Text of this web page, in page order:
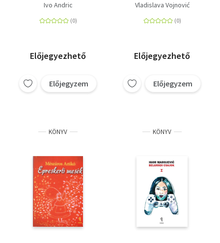
Ivo Andric
Előjegyezhető
Előjegyzem
Vladislava Vojnović
Előjegyezhető
Előjegyzem
KÖNYV KÖNYV